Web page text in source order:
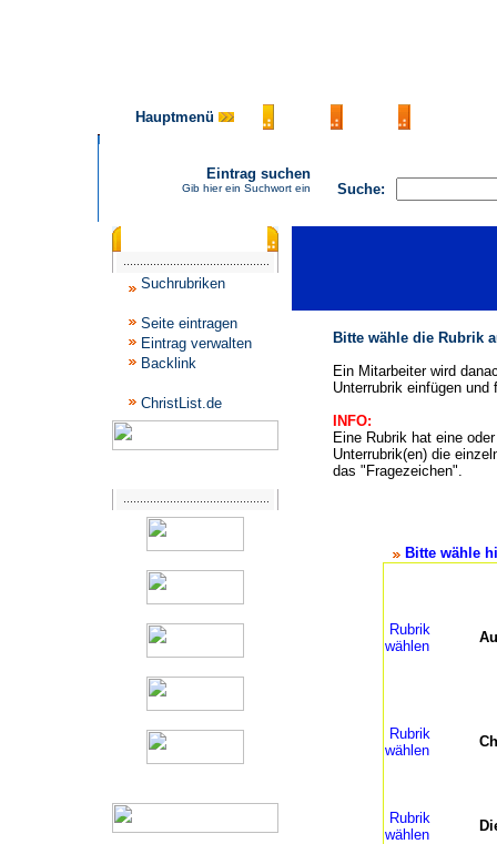
Hauptmenü
Suche:
Eintrag suchen
Gib hier ein Suchwort ein
Suchrubriken
Seite eintragen
Eintrag verwalten
Backlink
ChristList.de
Bitte wähle die Rubrik
Ein Mitarbeiter wird
Unterrubrik einfügen und
INFO:
Eine Rubrik hat eine
Unterrubrik(en) die
das "Fragezeichen".
Bitte wähle
Rubrik
wählen
Rubrik
wählen
Rubrik
wählen